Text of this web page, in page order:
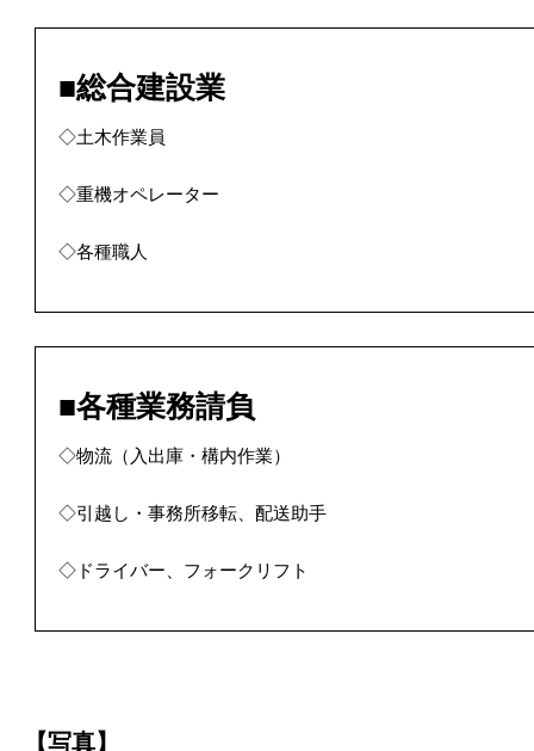
■総合建設業
◇土木作業員
◇重機オペレーター
◇各種職人
■各種業務請負
◇物流（入出庫・構内作業）
◇引越し・事務所移転、配送助手
◇ドライバー、フォークリフト
【写真】